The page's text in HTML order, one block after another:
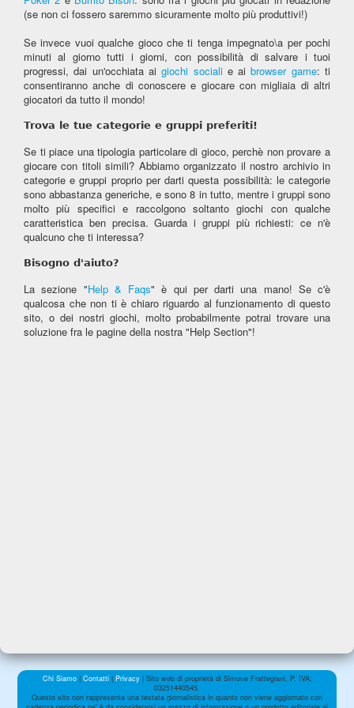
(se non ci fossero saremmo sicuramente molto più produttivi!)
Se invece vuoi qualche gioco che ti tenga impegnato\a per pochi
minuti al giorno tutti i giorni, con possibilità di salvare i tuoi
progressi, dai un'occhiata aigiochi socialie aibrowser game: ti
consentiranno anche di conoscere e giocare con migliaia di altri
giocatori da tutto il mondo!
Trova le tue categorie e gruppi preferiti!
Se ti piace una tipologia particolare di gioco, perchè non provare a
giocare con titoli simili? Abbiamo organizzato il nostro archivio in
categorie e gruppi proprio per darti questa possibilità: le categorie
sono abbastanza generiche, e sono 8 in tutto, mentre i gruppi sono
molto più specifici e raccolgono soltanto giochi con qualche
caratteristica ben precisa. Guarda i gruppi più richiesti: ce n'è
qualcuno che ti interessa?
Bisogno d'aiuto?
La sezione "Help & Faqs" è qui per darti una mano! Se c'è
qualcosa che non ti è chiaro riguardo al funzionamento di questo
sito, o dei nostri giochi, molto probabilmente potrai trovare una
soluzione fra le pagine della nostra "Help Section"!
Chi Siamo| Contatti| Privacy| Sito web di proprietà di Simone Frattegiani, P. IVA:
03251440545.
Questo sito non rappresenta una testata giornalistica in quanto non viene aggiornato con